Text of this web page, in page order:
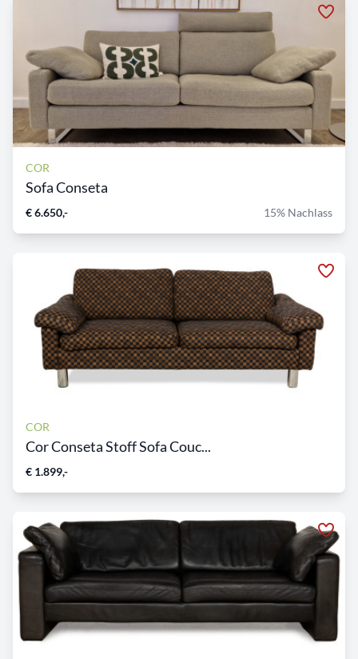
COR
Sofa Conseta
€ 6.650,- 15% Nachlass
COR
Cor Conseta Stoff Sofa Couc...
€ 1.899,-